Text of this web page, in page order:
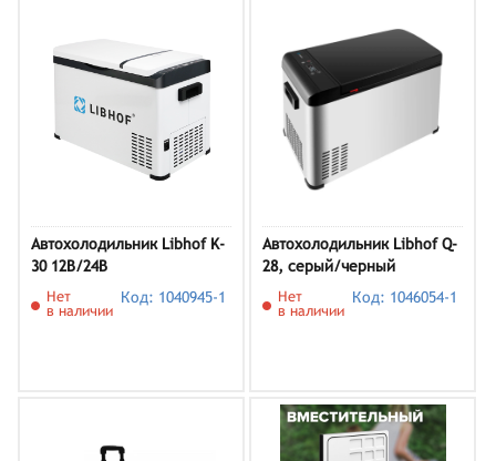
Автохолодильник Libhof K-
30 12В/24В
Нет
в наличии
Код: 1040945-1
Автохолодильник Libhof Q-
28, серый/черный
Нет
в наличии
Код: 1046054-1